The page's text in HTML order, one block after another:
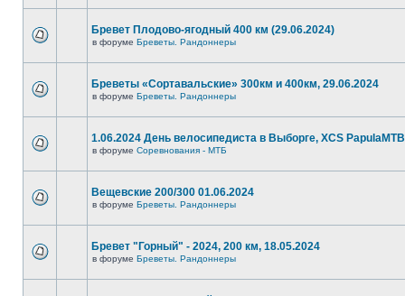
Бревет Плодово-ягодный 400 км (29.06.2024)
в форуме Бреветы. Рандоннеры
Бреветы «Сортавальские» 300км и 400км, 29.06.2024
в форуме Бреветы. Рандоннеры
1.06.2024 День велосипедиста в Выборге, XCS PapulaMTB
в форуме Соревнования - МТБ
Вещевские 200/300 01.06.2024
в форуме Бреветы. Рандоннеры
Бревет "Горный" - 2024, 200 км, 18.05.2024
в форуме Бреветы. Рандоннеры